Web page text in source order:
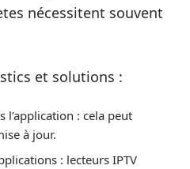
nécessitent souvent
et solutions :
l’application : cela peut
à jour.
: lecteurs IPTV